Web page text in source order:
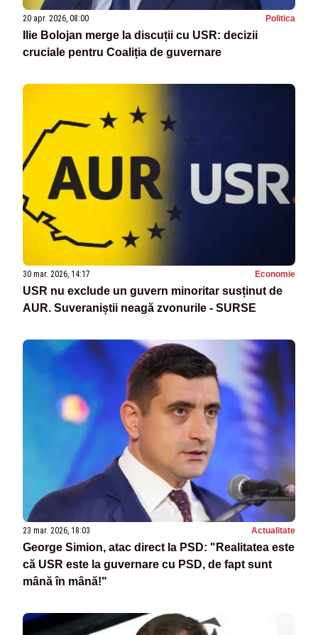
20 apr. 2026, 08:00 Politica
Ilie Bolojan merge la discuții cu USR: decizii
cruciale pentru Coaliția de guvernare
30 mar. 2026, 14:17 Economie
USR nu exclude un guvern minoritar susținut de
AUR. Suveraniștii neagă zvonurile - SURSE
23 mar. 2026, 18:03 Actualitate
George Simion, atac direct la PSD: "Realitatea este
că USR este la guvernare cu PSD, de fapt sunt
mână în mână!"